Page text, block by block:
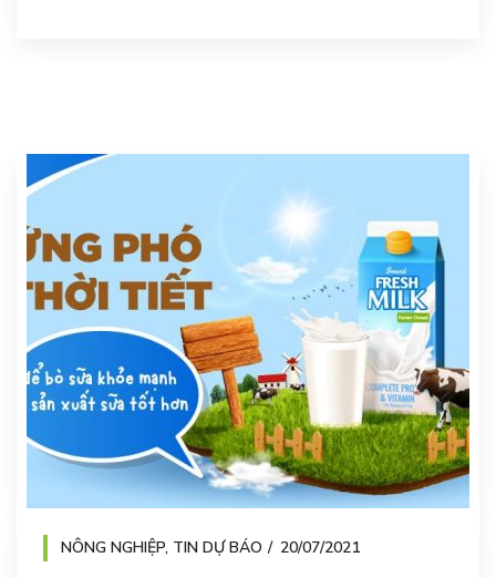
NÔNG NGHIỆP, TIN DỰ BÁO 20/07/2021